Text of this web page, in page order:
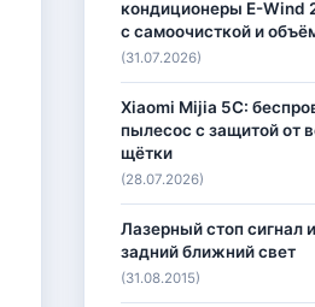
кондиционеры E-Wind
с самоочисткой и
(31.07.2026)
Xiaomi Mijia 5C:
пылесос с защитой от
щётки
(28.07.2026)
Лазерный стоп сигнал
задний ближний свет
(31.08.2015)